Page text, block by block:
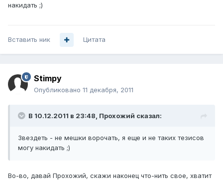
накидать ;)
Вставить ник Цитата
Stimpy
Опубликовано 11 декабря, 2011
В 10.12.2011 в 23:48, Прохожий сказал:
Звездеть - не мешки ворочать, я еще и не таких тезисов
могу накидать ;)
Во-во, давай Прохожий, скажи наконец что-нить свое, хватит